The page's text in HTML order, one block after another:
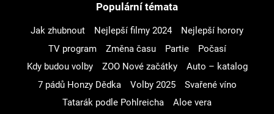
Populární témata
Jak zhubnout Nejlepší filmy 2024
Nejlepší horory
TV program
Změna času Partie
Počasí
Kdy budou volby
ZOO Nové začátky
Auto – katalog
7 pádů Honzy Dědka
Volby 2025
Svařené víno
Tatarák podle Pohlreicha
Aloe vera